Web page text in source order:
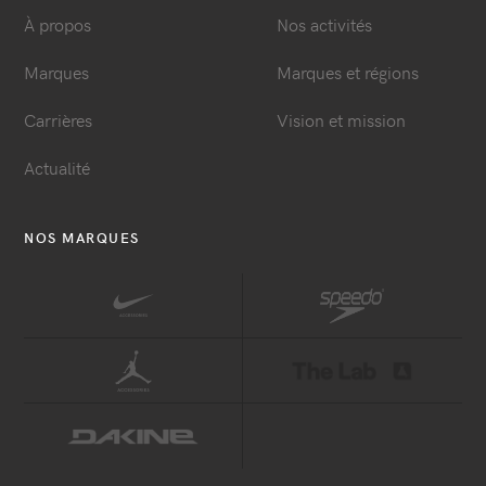
À propos
Marques
Carrières
Actualité
Nos activités
Marques et régions
Vision et mission
NOS MARQUES